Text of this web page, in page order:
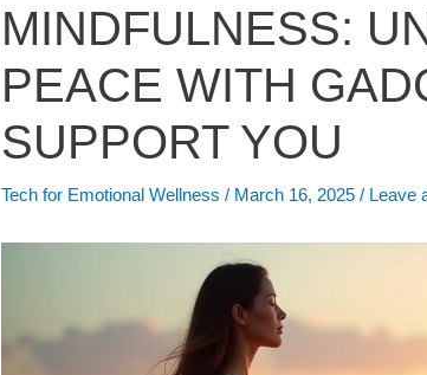
MINDFULNESS:
PEACE WITH
SUPPORT YOU
Tech for Emotional Wellness / March 16, 2025/ Leave